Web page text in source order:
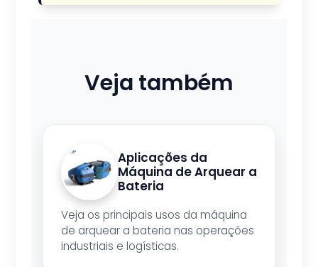
Veja também
Aplicações da
Máquina de Arquear a
Bateria
Veja os principais usos da máquina
de arquear a bateria nas operações
industriais e logísticas.